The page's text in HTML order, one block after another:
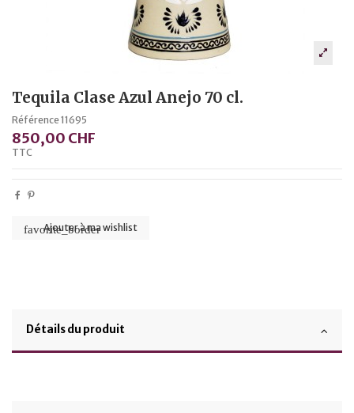
Tequila Clase Azul Anejo 70 cl.
Référence11695
850,00 CHF
TTC
favorite_border
Ajouter à ma wishlist
Détails du produit